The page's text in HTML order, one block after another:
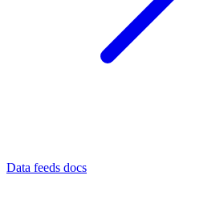
Data feeds docs